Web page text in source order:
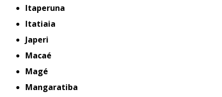
Itaperuna
Itatiaia
Japeri
Macaé
Magé
Mangaratiba